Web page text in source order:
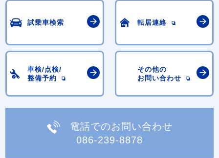
試乗車検索 転居連絡
車検/点検/
整備予約
その他の
お問い合わせ
電話でのお問い合わせ
086-239-8878